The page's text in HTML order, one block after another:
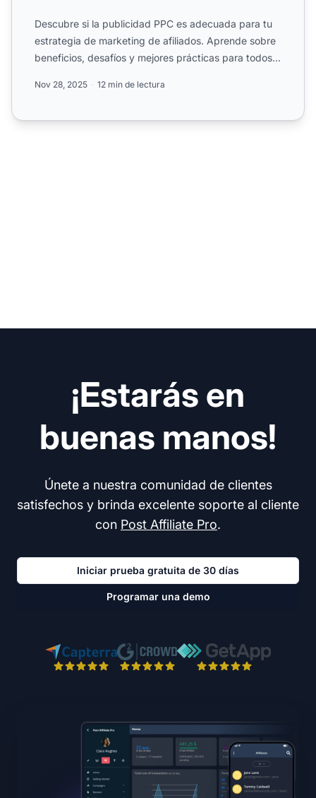
Descubre si la publicidad PPC es adecuada para tu
estrategia de marketing de afiliados. Aprende sobre
beneficios, desafíos y mejores prácticas para todos
Nov 28, 2025 12 min de lectura
¡Estarás en
buenas manos!
Únete a nuestra comunidad de clientes
satisfechos y brinda excelente soporte al cliente
con Post Affiliate Pro.
Iniciar prueba gratuita de 30 días
Programar una demo